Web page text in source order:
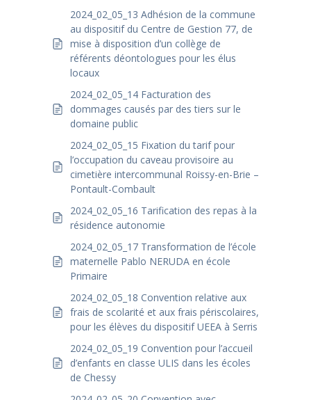
2024_02_05_13 Adhésion de la commune
au dispositif du Centre de Gestion 77, de
mise à disposition d’un collège de
référents déontologues pour les élus
locaux
2024_02_05_14 Facturation des
dommages causés par des tiers sur le
domaine public
2024_02_05_15 Fixation du tarif pour
l’occupation du caveau provisoire au
cimetière intercommunal Roissy-en-Brie –
Pontault-Combault
2024_02_05_16 Tarification des repas à la
résidence autonomie
2024_02_05_17 Transformation de l’école
maternelle Pablo NERUDA en école
Primaire
2024_02_05_18 Convention relative aux
frais de scolarité et aux frais périscolaires,
pour les élèves du dispositif UEEA à Serris
2024_02_05_19 Convention pour l’accueil
d’enfants en classe ULIS dans les écoles
de Chessy